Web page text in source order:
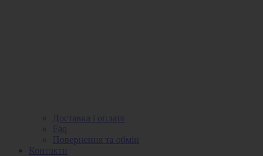
Доставка і оплата
Faq
Повернення та обмін
Контакти